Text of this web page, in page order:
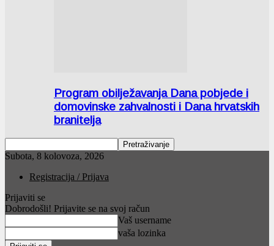
Program obilježavanja Dana pobjede i
domovinske zahvalnosti i Dana hrvatskih
branitelja
Subota, 8 kolovoza, 2026
Registracija / Prijava
Prijaviti se
Dobrodošli! Prijavite se na svoj račun
Vaš username
vaša lozinka